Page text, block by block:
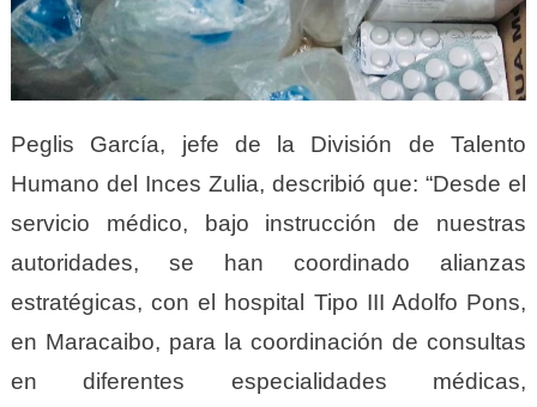
Peglis García, jefe de la División de Talento
Humano del Inces Zulia, describió que: “Desde el
servicio médico, bajo instrucción de nuestras
autoridades, se han coordinado alianzas
estratégicas, con el hospital Tipo III Adolfo Pons,
en Maracaibo, para la coordinación de consultas
en diferentes especialidades médicas,